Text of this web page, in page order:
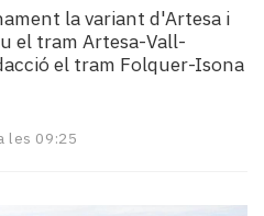
la variant d'Artesa i
el tram Artesa-Vall-
el tram Folquer-Isona
les 09:25